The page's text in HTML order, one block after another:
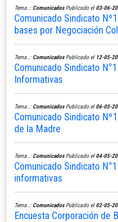
Tema..: ComunicadosPublicado el 03-06-
Comunicado Sindicato
bases por Negociación
Tema..: ComunicadosPublicado el 12-05-
Comunicado Sindicato
Informativas
Tema..: ComunicadosPublicado el 06-05-
Comunicado Sindicato
de la Madre
Tema..: ComunicadosPublicado el 04-05-
Comunicado Sindicato
informativas
Tema..: ComunicadosPublicado el 02-05-
Encuesta Corporación de